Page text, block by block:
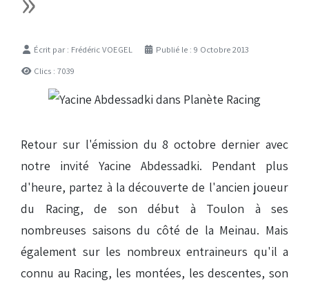
DétailsÉcrit par : Frédéric VOEGEL
Publié le : 9 Octobre 2013
Clics : 7039
Retour sur l'émission du 8 octobre dernier avec
notre invité Yacine Abdessadki. Pendant plus
d'heure, partez à la découverte de l'ancien joueur
du Racing, de son début à Toulon à ses
nombreuses saisons du côté de la Meinau. Mais
également sur les nombreux entraineurs qu'il a
connu au Racing, les montées, les descentes, son